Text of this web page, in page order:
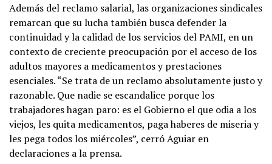
Además del reclamo salarial, las organizaciones sindicales
remarcan que su lucha también busca defender la
continuidad y la calidad de los servicios del PAMI, en un
contexto de creciente preocupación por el acceso de los
adultos mayores a medicamentos y prestaciones
esenciales. “Se trata de un reclamo absolutamente justo y
razonable. Que nadie se escandalice porque los
trabajadores hagan paro: es el Gobierno el que odia a los
viejos, les quita medicamentos, paga haberes de miseria y
les pega todos los miércoles”, cerró Aguiar en
declaraciones a la prensa.